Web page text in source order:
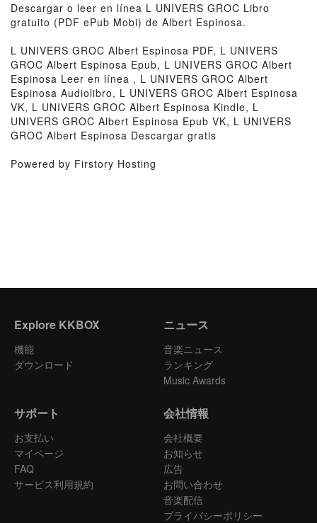
Descargar o leer en línea L UNIVERS GROC Libro
gratuito (PDF ePub Mobi) de Albert Espinosa.
L UNIVERS GROC Albert Espinosa PDF, L UNIVERS
GROC Albert Espinosa Epub, L UNIVERS GROC Albert
Espinosa Leer en línea , L UNIVERS GROC Albert
Espinosa Audiolibro, L UNIVERS GROC Albert Espinosa
VK, L UNIVERS GROC Albert Espinosa Kindle, L
UNIVERS GROC Albert Espinosa Epub VK, L UNIVERS
GROC Albert Espinosa Descargar gratis
Powered by Firstory Hosting
Explore KKBOX
機能
ダウンロード
ニュース
音楽ニュース
ランキング
Music Awards
サポート
お支払い
マイページ
FAQ
サービス利用規約
会社情報
会社概要
お知らせ
広告
お問い合わせ
音楽配信
プライバシーポリシー